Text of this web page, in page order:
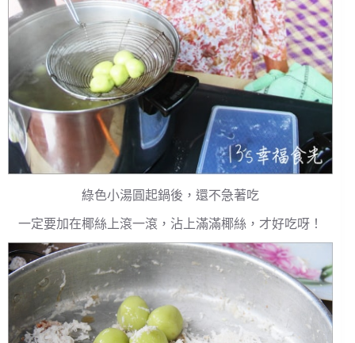
綠色小湯圓起鍋後，還不急著吃
一定要加在椰絲上滾一滾，沾上滿滿椰絲，才好吃呀！